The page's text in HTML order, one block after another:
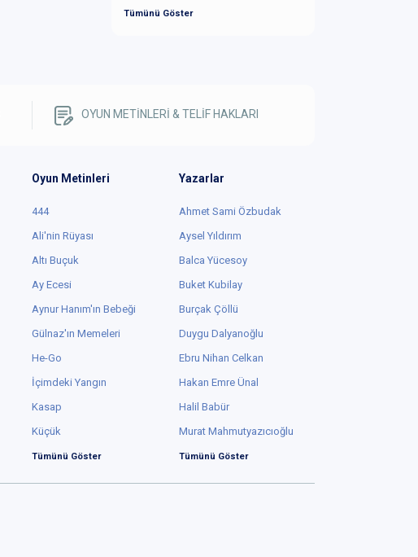
Tümünü Göster
OYUN METİNLERİ & TELİF HAKLARI
Oyun Metinleri
444
Ali'nin Rüyası
Altı Buçuk
Ay Ecesi
Aynur Hanım'ın Bebeği
Gülnaz'ın Memeleri
He-Go
İçimdeki Yangın
Kasap
Küçük
Tümünü Göster
Yazarlar
Ahmet Sami Özbudak
Aysel Yıldırım
Balca Yücesoy
Buket Kubilay
Burçak Çöllü
Duygu Dalyanoğlu
Ebru Nihan Celkan
Hakan Emre Ünal
Halil Babür
Murat Mahmutyazıcıoğlu
Tümünü Göster